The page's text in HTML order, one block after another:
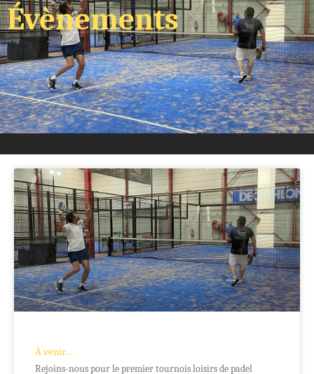
Évènements
À venir…
Rejoins-nous pour le premier tournois loisirs de padel